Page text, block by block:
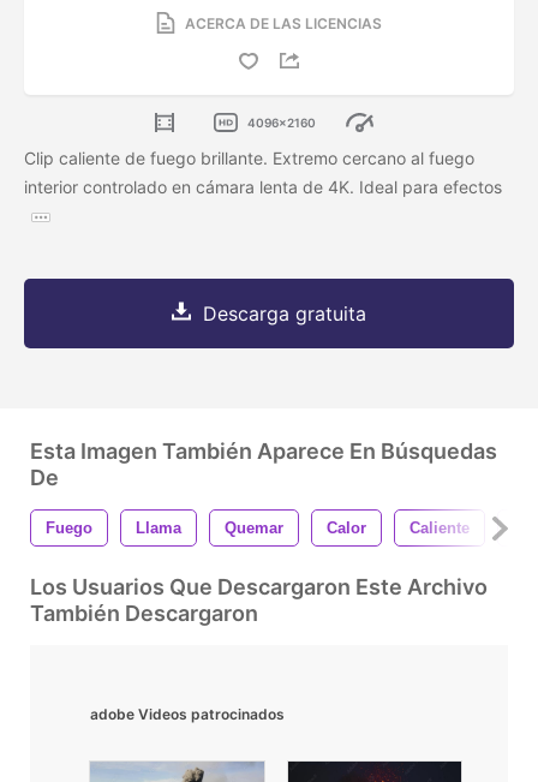
ACERCA DE LAS LICENCIAS
4096x2160
Clip caliente de fuego brillante. Extremo cercano al fuego
interior controlado en cámara lenta de 4K. Ideal para efectos
Descarga gratuita
Esta Imagen También Aparece En Búsquedas
De
Fuego Llama Quemar Calor Caliente
Los Usuarios Que Descargaron Este Archivo
También Descargaron
adobe Videos patrocinados